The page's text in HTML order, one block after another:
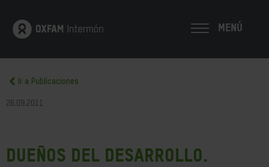
MENÚ
Ir a Publicaciones
26.09.2011
Dueños del desarrollo.